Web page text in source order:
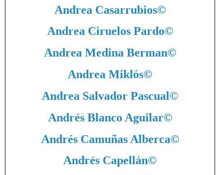
Andrea Casarrubios©
Andrea Ciruelos Pardo©
Andrea Medina Berman©
Andrea Miklós©
Andrea Salvador Pascual©
Andrés Blanco Aguilar©
Andrés Camuñas Alberca©
Andrés Capellán©